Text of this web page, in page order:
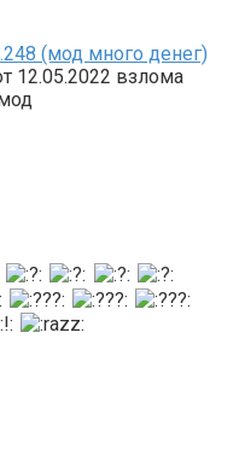
(мод много денег)
12.05.2022 взлома